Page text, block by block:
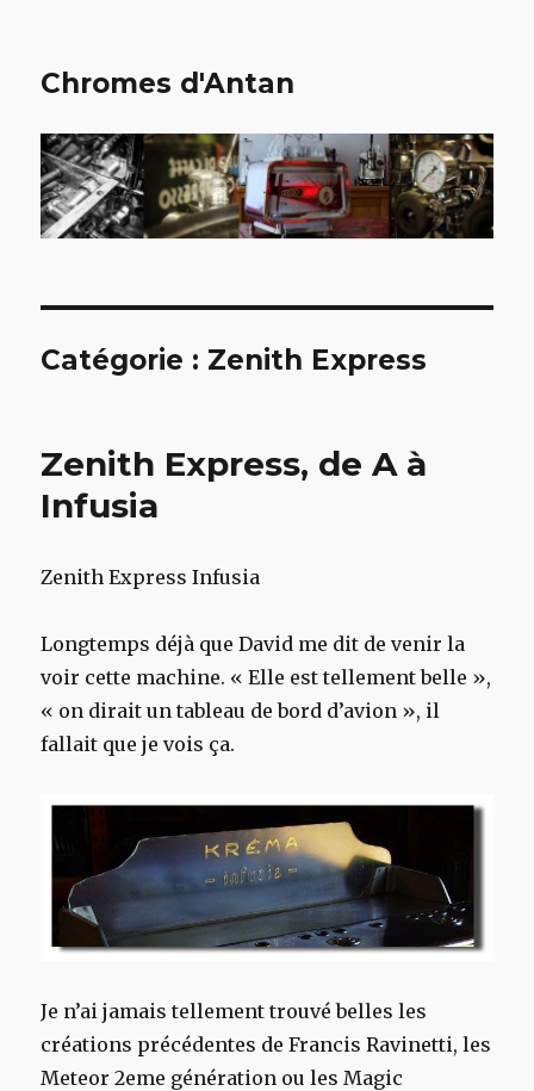
Chromes d'Antan
Catégorie : Zenith Express
Zenith Express, de A à
Infusia
Zenith Express Infusia
Longtemps déjà que David me dit de venir la
voir cette machine. « Elle est tellement belle »,
« on dirait un tableau de bord d’avion », il
fallait que je vois ça.
Je n’ai jamais tellement trouvé belles les
créations précédentes de Francis Ravinetti, les
Meteor 2eme génération ou les Magic